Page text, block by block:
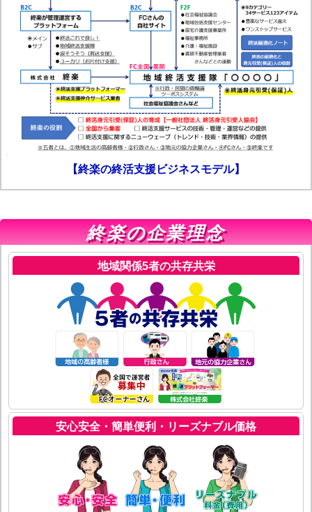
【終楽の終活支援ビジネスモデル】
終楽の企業理念
地域関係5者の共存共栄
安心安全・簡単便利・リーズナブル価格